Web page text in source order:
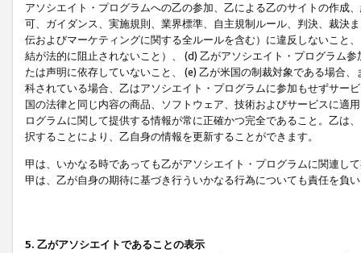
アソシエイト・プログラムへの乙の参加、乙による乙のサイトの作成
可、ガイダンス、実施規則、業界標準、自主規制ルール、判決、裁決
伝およびマーケティングに関する全ルールを含む）に違反しないこと
結が法的に阻止されないこと）、 (d) 乙がアソシエイト・プログラム
たは声明に依存していないこと、 (e) 乙が米国の制裁対象である場合
科されている場合、乙はアソシエイト・プログラムに参加もせずサー
国の法律と同じ内容の商品、ソフトウェア、技術およびサービスに適
ログラムに関して提供する情報が常に正確かつ完全であること。乙は
択することにより、乙自身の情報を更新することができます。
甲は、いかなる時であっても乙がアソシエイト・プログラムに関連し
甲は、乙が自身の期待に基づき行ういかなる行為についても責任を負
5. 乙がアソシエイトであることの表示